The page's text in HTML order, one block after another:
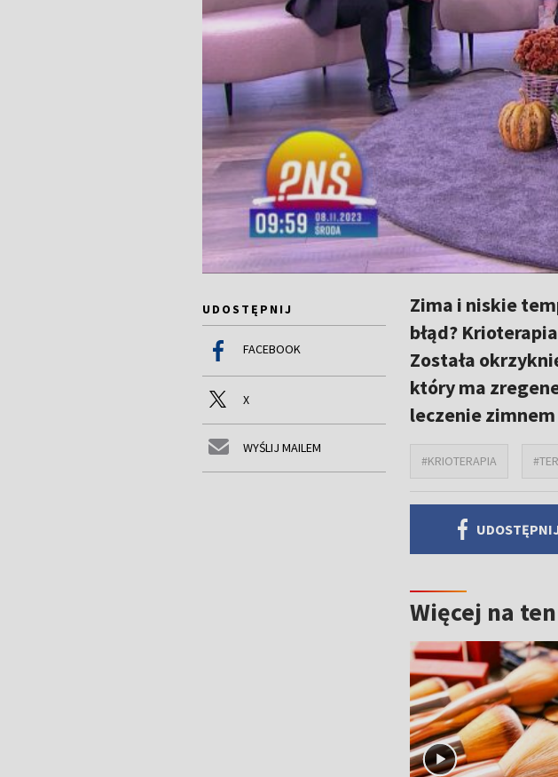
UDOSTĘPNIJ
FACEBOOK
X
WYŚLIJ MAILEM
Zima i niskie
błąd?
Została
który ma
leczenie zimnem
#KRIOTERAPIA
Więcej na